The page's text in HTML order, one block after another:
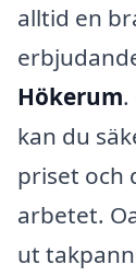
alltid en
Hökerum.
kan du
priset och
arbetet.
ut